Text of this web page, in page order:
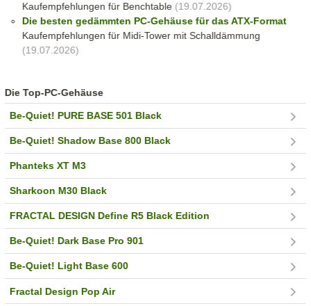
Kaufempfehlungen für Benchtable (19.07.2026)
Die besten gedämmten PC-Gehäuse für das ATX-Format
Kaufempfehlungen für Midi-Tower mit Schalldämmung
(19.07.2026)
Die Top-PC-Gehäuse
Be-Quiet! PURE BASE 501 Black
Be-Quiet! Shadow Base 800 Black
Phanteks XT M3
Sharkoon M30 Black
FRACTAL DESIGN Define R5 Black Edition
Be-Quiet! Dark Base Pro 901
Be-Quiet! Light Base 600
Fractal Design Pop Air